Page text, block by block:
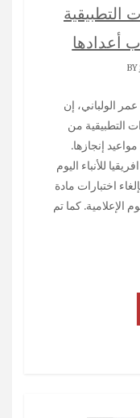
التطبيقية
أعدادها
التطبيقية من
إنجازها.
للأنباء اليوم
يتعلق بإلغاء اختبارات مادة
الإعلامية. كما تم